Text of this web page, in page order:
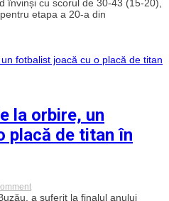
predat
o
adevărat
Universității
învinși cu scorul de 30-43 (15-20),
etapa a 20-a din
la orbire, un
placă de titan în
on
Salvat
a suferit la finalul anului